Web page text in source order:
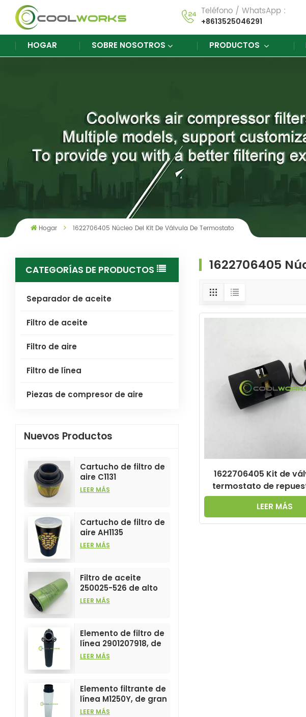
Teléfono / WhatsApp :
+8613525046291
HOGAR SOBRE NOSOTROS PRODUCTOS
Hogar 1622706405 Núcleo Del Kit De Válvula De Termostato
CATEGORÍAS DE PRODUCTOS
Separador de aceite
Filtro de aceite
Filtro de aire
Filtro de línea
Piezas de compresor de aire
Nuevos Productos
Cartucho de filtro de
aire C1131
personalizable para
de compresores de
aire.
LEER MÁS
Cartucho de filtro de
aire AH1135
personalizable para
de compresores de
aire.
LEER MÁS
Filtro de aceite
250025-526 de alto
rendimiento,
compresores de aire.
LEER MÁS
Elemento de filtro de
línea 2901207918, de
gran venta y alto
compresores de aire.
LEER MÁS
Elemento filtrante de
línea M1250Y, de gran
venta y alto
LEER MÁS
1622706405
1622706405 Kit de
termostato de
elemento de
LEER MÁS